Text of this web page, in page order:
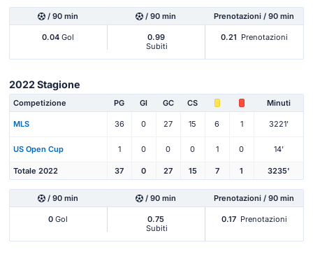
/ 90 min / 90 min Prenotazioni / 90 min
0.04 Gol
0.99
Subiti
0.21 Prenotazioni
2022 Stagione
Competizione PG Gl GC CS Minuti
MLS 36 0 27 15 6 1 3221'
US Open Cup 1 0 0 0 1 0 14'
Totale 2022 37 0 27 15 7 1 3235'
/ 90 min / 90 min Prenotazioni / 90 min
0 Gol
0.75
Subiti
0.17 Prenotazioni